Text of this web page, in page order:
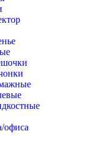
офиса